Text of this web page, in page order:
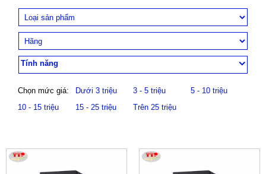
Tính năng
Chọn mức giá: Dưới 3 triệu 3 - 5 triệu
5 - 10 triệu
10 - 15 triệu
15 - 25 triệu Trên 25 triệu